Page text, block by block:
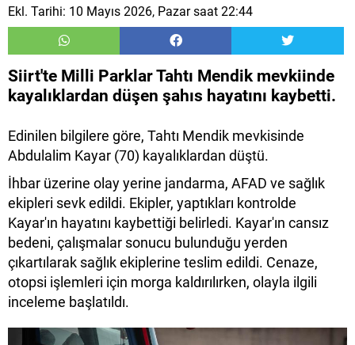
Ekl. Tarihi: 10 Mayıs 2026, Pazar saat 22:44
Siirt'te Milli Parklar Tahtı Mendik mevkiinde
kayalıklardan düşen şahıs hayatını kaybetti.
Edinilen bilgilere göre, Tahtı Mendik mevkisinde
Abdulalim Kayar (70) kayalıklardan düştü.
İhbar üzerine olay yerine jandarma, AFAD ve sağlık
ekipleri sevk edildi. Ekipler, yaptıkları kontrolde
Kayar'ın hayatını kaybettiği belirledi. Kayar'ın cansız
bedeni, çalışmalar sonucu bulunduğu yerden
çıkartılarak sağlık ekiplerine teslim edildi. Cenaze,
otopsi işlemleri için morga kaldırılırken, olayla ilgili
inceleme başlatıldı.